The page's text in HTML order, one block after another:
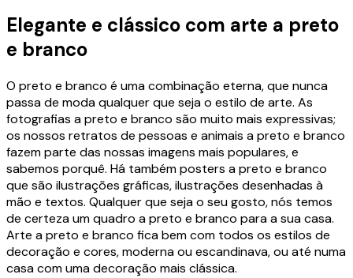
Elegante e clássico com arte a preto
e branco
O preto e branco é uma combinação eterna, que nunca
passa de moda qualquer que seja o estilo de arte. As
fotografias a preto e branco são muito mais expressivas;
os nossos retratos de pessoas e animais a preto e branco
fazem parte das nossas imagens mais populares, e
sabemos porquê. Há também posters a preto e branco
que são ilustrações gráficas, ilustrações desenhadas à
mão e textos. Qualquer que seja o seu gosto, nós temos
de certeza um quadro a preto e branco para a sua casa.
Arte a preto e branco fica bem com todos os estilos de
decoração e cores, moderna ou escandinava, ou até numa
casa com uma decoração mais clássica.